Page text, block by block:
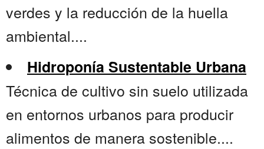
verdes y la reducción de la huella
ambiental....
Hidroponía Sustentable Urbana
Técnica de cultivo sin suelo utilizada
en entornos urbanos para producir
alimentos de manera sostenible....